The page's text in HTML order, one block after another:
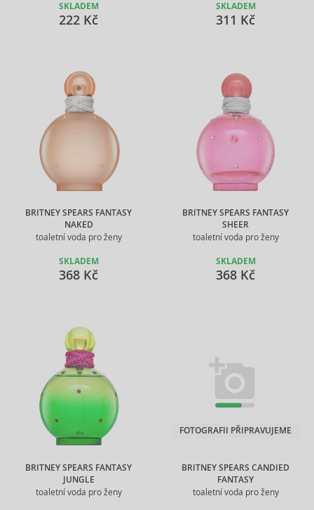
SKLADEM
222 Kč
SKLADEM
311 Kč
BRITNEY SPEARS FANTASY
NAKED
toaletní voda pro ženy
SKLADEM
368 Kč
BRITNEY SPEARS FANTASY
SHEER
toaletní voda pro ženy
SKLADEM
368 Kč
BRITNEY SPEARS FANTASY
JUNGLE
toaletní voda pro ženy
BRITNEY SPEARS CANDIED
FANTASY
toaletní voda pro ženy
FOTOGRAFII PŘIPRAVUJEME